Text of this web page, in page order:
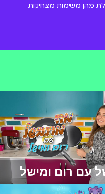
מהן משימות מצחיקות
עם רום ומישל